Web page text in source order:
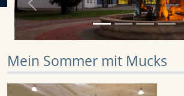
Previous
Mein Sommer mit Mucks